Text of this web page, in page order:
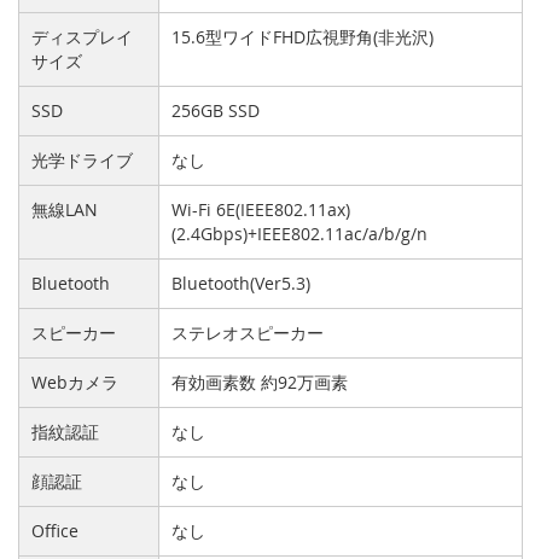
ディスプレイ
サイズ
15.6型ワイドFHD広視野角(非光沢)
SSD 256GB SSD
光学ドライブ なし
無線LAN
Wi-Fi 6E(IEEE802.11ax)
(2.4Gbps)+IEEE802.11ac/a/b/g/n
Bluetooth Bluetooth(Ver5.3)
スピーカー ステレオスピーカー
Webカメラ 有効画素数 約92万画素
指紋認証 なし
顔認証 なし
Office なし